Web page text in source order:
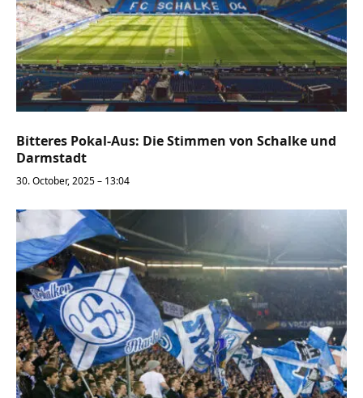
Bitteres Pokal-Aus: Die Stimmen von Schalke und
Darmstadt
30. October, 2025 – 13:04